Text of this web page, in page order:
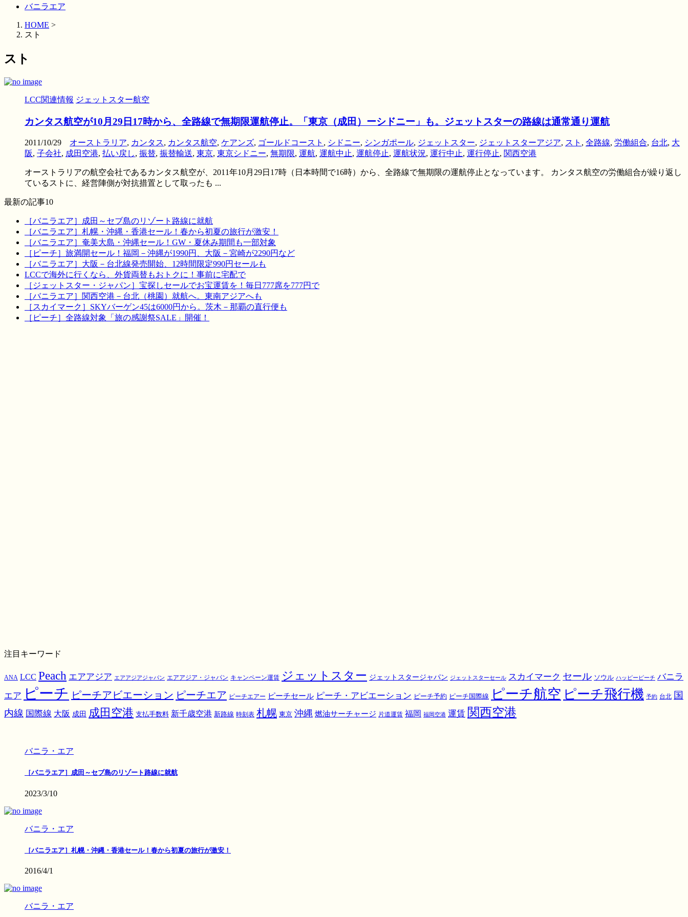
バニラエア
HOME >
スト
スト
LCC関連情報 ジェットスター航空
カンタス航空が10月29日17時から、全路線で無期限運航停止。「東京（成田）ーシドニー」も。ジェットスターの路線は通常通り運航
2011/10/29 オーストラリア, カンタス, カンタス航空, ケアンズ, ゴールドコースト , シドニー, シンガポール, ジェットスター, ジェットスターアジア, スト , 全路線, 労働組合, 台北, 大
阪, 子会社, 成田空港, 払い戻し, 振替, 振替輸送, 東京, 東京シドニー, 無期限, 運航, 運航中止, 運航停止, 運航状況, 運行中止, 運行停止, 関西空港
オーストラリアの航空会社であるカンタス航空が、2011年10月29日17時（日本時間で16時）から、全路線で無期限の運航停止となっています。 カンタス航空の労働組合が繰り返し
ているストに、経営陣側が対抗措置として取ったも ...
最新の記事10
［バニラエア］成田～セブ島のリゾート路線に就航
［バニラエア］札幌・沖縄・香港セール！春から初夏の旅行が激安！
［バニラエア］奄美大島・沖縄セール！GW・夏休み期間も一部対象
［ピーチ］旅満開セール！福岡－沖縄が1990円、大阪－宮崎が2290円など
［バニラエア］大阪－台北線発売開始、12時間限定990円セールも
LCCで海外に行くなら、外貨両替もおトクに！事前に宅配で
［ジェットスター・ジャパン］宝探しセールでお宝運賃を！毎日777席を777円で
［バニラエア］関西空港－台北（桃園）就航へ。東南アジアへも
［スカイマーク］SKYバーゲン45は6000円から。茨木－那覇の直行便も
［ピーチ］全路線対象「旅の感謝祭SALE」開催！
注目キーワード
ANA LCC Peach エアアジア エアアジアジャパン エアアジア・ジャパン キャンペーン運賃 ジェットスター ジェットスタージャパン ジェットスターセール スカイマーク セール ソウル ハッピーピーチ バニラ
エア ピーチ ピーチアビエーション ピーチエア ピーチエアー ピーチセール ピーチ・アビエーション ピーチ予約 ピーチ国際線 ピーチ航空 ピーチ飛行機 予約 台北 国
内線 国際線 大阪 成田 成田空港 支払手数料 新千歳空港 新路線 時刻表 札幌 東京 沖縄 燃油サーチャージ 片道運賃 福岡 福岡空港 運賃 関西空港
バニラ・エア
［バニラエア］成田～セブ島のリゾート路線に就航
2023/3/10
バニラ・エア
［バニラエア］札幌・沖縄・香港セール！春から初夏の旅行が激安！
2016/4/1
バニラ・エア